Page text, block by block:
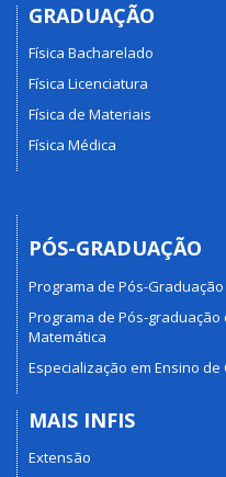
GRADUAÇÃO
Física Bacharelado
Física Licenciatura
Física de Materiais
Física Médica
PÓS-GRADUAÇÃO
Programa de Pós-Graduação
Programa de Pós-graduação
Matemática
Especialização em Ensino de
MAIS INFIS
Extensão